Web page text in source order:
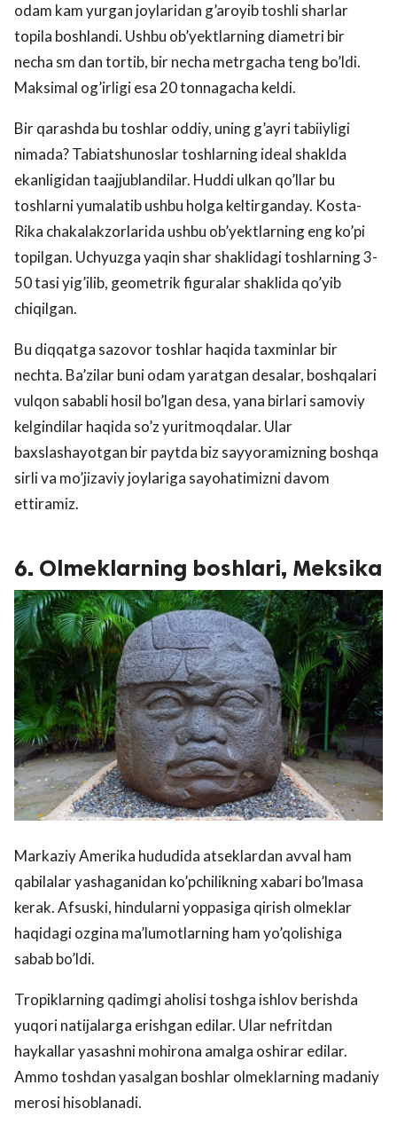
odam kam yurgan joylaridan g’aroyib toshli sharlar
topila boshlandi. Ushbu ob’yektlarning diametri bir
necha sm dan tortib, bir necha metrgacha teng bo’ldi.
Maksimal og’irligi esa 20 tonnagacha keldi.
Bir qarashda bu toshlar oddiy, uning g’ayri tabiiyligi
nimada? Tabiatshunoslar toshlarning ideal shaklda
ekanligidan taajjublandilar. Huddi ulkan qo’llar bu
toshlarni yumalatib ushbu holga keltirganday. Kosta-
Rika chakalakzorlarida ushbu ob’yektlarning eng ko’pi
topilgan. Uchyuzga yaqin shar shaklidagi toshlarning 3-
50 tasi yig’ilib, geometrik figuralar shaklida qo’yib
chiqilgan.
Bu diqqatga sazovor toshlar haqida taxminlar bir
nechta. Ba’zilar buni odam yaratgan desalar, boshqalari
vulqon sababli hosil bo’lgan desa, yana birlari samoviy
kelgindilar haqida so’z yuritmoqdalar. Ular
baxslashayotgan bir paytda biz sayyoramizning boshqa
sirli va mo’jizaviy joylariga sayohatimizni davom
ettiramiz.
6. Olmeklarning boshlari, Meksika
Markaziy Amerika hududida atseklardan avval ham
qabilalar yashaganidan ko’pchilikning xabari bo’lmasa
kerak. Afsuski, hindularni yoppasiga qirish olmeklar
haqidagi ozgina ma’lumotlarning ham yo’qolishiga
sabab bo’ldi.
Tropiklarning qadimgi aholisi toshga ishlov berishda
yuqori natijalarga erishgan edilar. Ular nefritdan
haykallar yasashni mohirona amalga oshirar edilar.
Ammo toshdan yasalgan boshlar olmeklarning madaniy
merosi hisoblanadi.